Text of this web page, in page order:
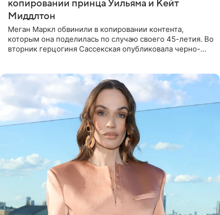
копировании принца Уильяма и Кейт
Миддлтон
Меган Маркл обвинили в копировании контента,
которым она поделилась по случаю своего 45-летия. Во
вторник герцогиня Сассекская опубликовала черно-